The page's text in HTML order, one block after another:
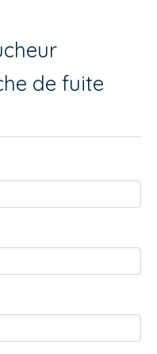
de fuite